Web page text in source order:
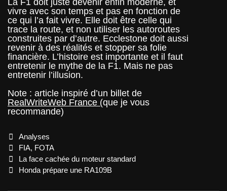
vivre avec son temps et pas en fonction de
ce qui l’a fait vivre. Elle doit être celle qui
trace la route, et non utiliser les autoroutes
construites par d’autre. Ecclestone doit aussi
revenir à des réalités et stopper sa folie
financière. L’histoire est importante et il faut
entretenir le mythe de la F1. Mais ne pas
entretenir l’illusion.
Note : article inspiré d’un billet de
RealWriteWeb France (que je vous
recommande)
Categories
Analyses
Tags
FIA, FOTA
Post
navigation
La face cachée du moteur standard
Honda prépare une RA109B